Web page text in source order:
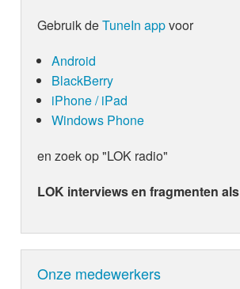
Gebruik deTuneIn appvoor
Android
BlackBerry
iPhone / iPad
Windows Phone
en zoek op "LOK radio"
LOK interviews en fragmenten
Onze medewerkers